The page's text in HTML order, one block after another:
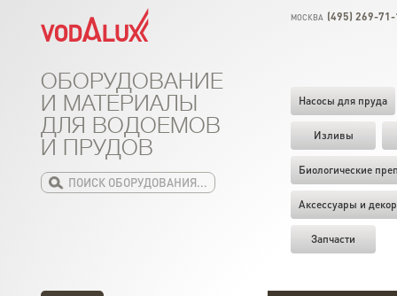
МОСКВА (495) 269-
Насосы для пруда
Изливы
Биологические
Аксессуары и декор
Запчасти
ОБОРУДОВАНИЕ
И МАТЕРИАЛЫ
ДЛЯ ВОДОЕМОВ
И ПРУДОВ